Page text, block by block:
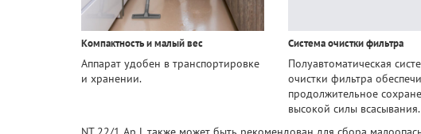
Компактность и малый вес
Аппарат удобен в транспортировке
и хранении.
Система очистки фильтра
Полуавтоматическая
очистки фильтра
продолжительное
высокой силы всасывания.